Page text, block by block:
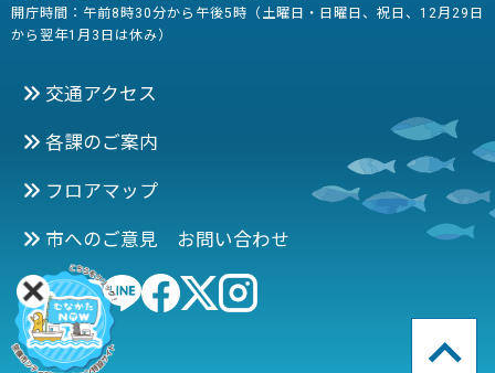
開庁時間：午前8時30分から午後5時（土曜日・日曜日、祝日、12月29日
から翌年1月3日は休み）
交通アクセス
各課のご案内
フロアマップ
市へのご意見 お問い合わせ